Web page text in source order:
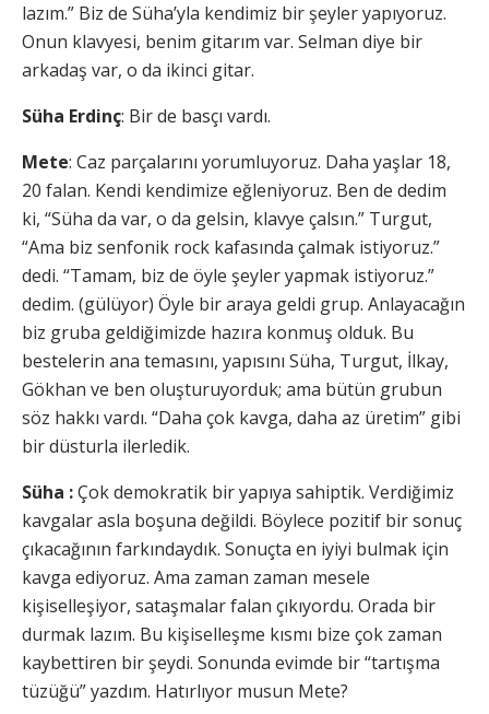
lazım.” Biz de Süha’yla kendimiz bir şeyler yapıyoruz.
Onun klavyesi, benim gitarım var. Selman diye bir
arkadaş var, o da ikinci gitar.
Süha Erdinç: Bir de basçı vardı.
Mete: Caz parçalarını yorumluyoruz. Daha yaşlar 18,
20 falan. Kendi kendimize eğleniyoruz. Ben de dedim
ki, “Süha da var, o da gelsin, klavye çalsın.” Turgut,
“Ama biz senfonik rock kafasında çalmak istiyoruz.”
dedi. “Tamam, biz de öyle şeyler yapmak istiyoruz.”
dedim. (gülüyor) Öyle bir araya geldi grup. Anlayacağın
biz gruba geldiğimizde hazıra konmuş olduk. Bu
bestelerin ana temasını, yapısını Süha, Turgut, İlkay,
Gökhan ve ben oluşturuyorduk; ama bütün grubun
söz hakkı vardı. “Daha çok kavga, daha az üretim” gibi
bir düsturla ilerledik.
Süha :Çok demokratik bir yapıya sahiptik. Verdiğimiz
kavgalar asla boşuna değildi. Böylece pozitif bir sonuç
çıkacağının farkındaydık. Sonuçta en iyiyi bulmak için
kavga ediyoruz. Ama zaman zaman mesele
kişiselleşiyor, sataşmalar falan çıkıyordu. Orada bir
durmak lazım. Bu kişiselleşme kısmı bize çok zaman
kaybettiren bir şeydi. Sonunda evimde bir “tartışma
tüzüğü” yazdım. Hatırlıyor musun Mete?